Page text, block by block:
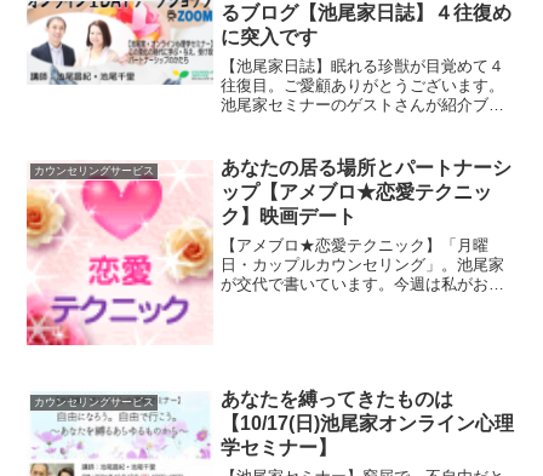
るブログ【池尾家日誌】４往復め
に突入です
【池尾家日誌】眠れる珍獣が目覚めて４
往復目。ご愛顧ありがとうございます。
池尾家セミナーのゲストさんが紹介ブロ
カウンセリングサービス
あなたの居る場所とパートナーシ
ップ【アメブロ★恋愛テクニッ
ク】映画デート
【アメブロ★恋愛テクニック】「月曜
日・カップルカウンセリング」。池尾家
が交代で書いています。今週は私がお当
カウンセリングサービス
あなたを縛ってきたものは
【10/17(日)池尾家オンライン心理
学セミナー】